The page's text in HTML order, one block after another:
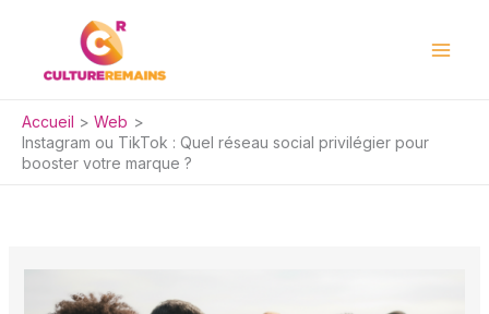
Accueil
Web
Instagram ou TikTok : Quel réseau social privilégier pour
booster votre marque ?